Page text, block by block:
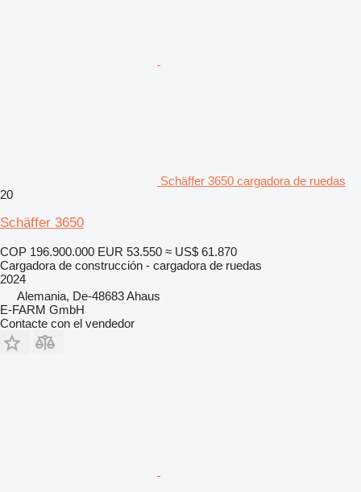
Schäffer 3650 cargadora de ruedas
20
Schäffer 3650
COP 196.900.000 EUR 53.550 ≈ US$ 61.870
Cargadora de construcción - cargadora de ruedas
2024
Alemania, De-48683 Ahaus
E-FARM GmbH
Contacte con el vendedor